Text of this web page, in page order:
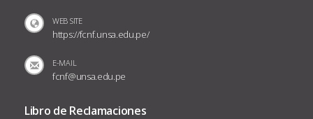
WEB SITE
https://fcnf.unsa.edu.pe/
E-MAIL
fcnf@unsa.edu.pe
Libro de Reclamaciones